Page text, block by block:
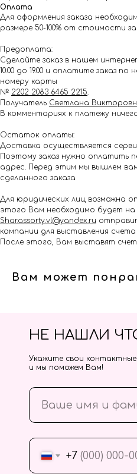
Оплата
Для оформления заказа
размере 50-100% от стоимости
Предоплата:
Сделайте заказ в нашем
10.00 до 19.00 и оплатите заказ по
номеру карты
№ 2202 2083 6465 2215.
Получатель Светлана
В комментариях к платежу
Остаток оплаты:
Доставка осуществляется
Поэтому заказ нужно оплатить
адрес. Перед этим мы вышлем
сделанного заказа
Для юридических лиц возможна
этого Вам необходимо будет
Shar.assorty.vl@yandex.ru
компании для выставления
После этого, Вам выставят
Вам может
+7
НЕ НАШЛИ
Укажите свои
и мы поможем Вам!